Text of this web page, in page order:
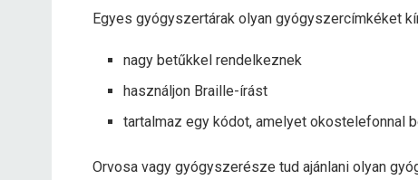
Egyes gyógyszertárak olyan gyógyszercímkéket
nagy betűkkel rendelkeznek
használjon Braille-írást
tartalmaz egy kódot, amelyet okostelefonnal
Orvosa vagy gyógyszerésze tud ajánlani olyan